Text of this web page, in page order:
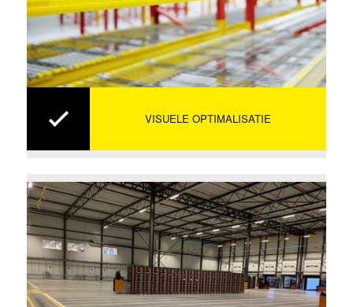
VISUELE OPTIMALISATIE